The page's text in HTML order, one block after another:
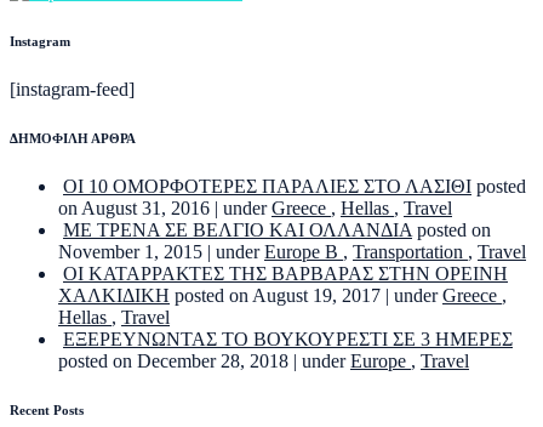
Instagram
[instagram-feed]
ΔΗΜΟΦΙΛΗ ΑΡΘΡΑ
ΟΙ 10 ΟΜΟΡΦΟΤΕΡΕΣ ΠΑΡΑΛΙΕΣ ΣΤΟ ΛΑΣΙΘΙ posted
on August 31, 2016 | underGreece , Hellas , Travel
ΜΕ ΤΡΕΝΑ ΣΕ ΒΕΛΓΙΟ ΚΑΙ ΟΛΛΑΝΔΙΑ posted on
November 1, 2015 | underEurope B , Transportation , Travel
ΟΙ ΚΑΤΑΡΡΑΚΤΕΣ ΤΗΣ ΒΑΡΒΑΡΑΣ ΣΤΗΝ ΟΡΕΙΝΗ
ΧΑΛΚΙΔΙΚΗ posted on August 19, 2017 | underGreece ,
Hellas , Travel
ΕΞΕΡΕΥΝΩΝΤΑΣ ΤΟ ΒΟΥΚΟΥΡΕΣΤΙ ΣΕ 3 ΗΜΕΡΕΣ
posted on December 28, 2018 | underEurope , Travel
Recent Posts